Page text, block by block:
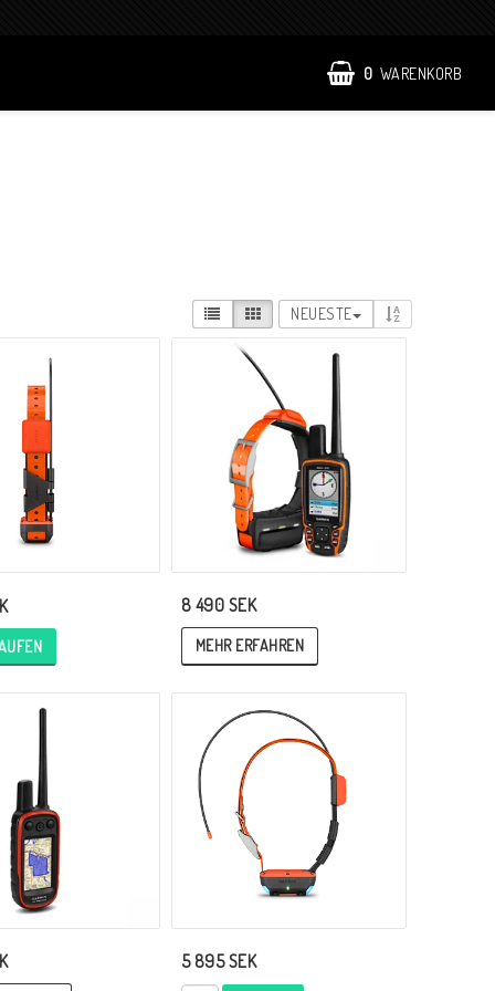
0 WARENKORB
NEUESTE
8 490 SEK
MEHR ERFAHREN
5 895 SEK